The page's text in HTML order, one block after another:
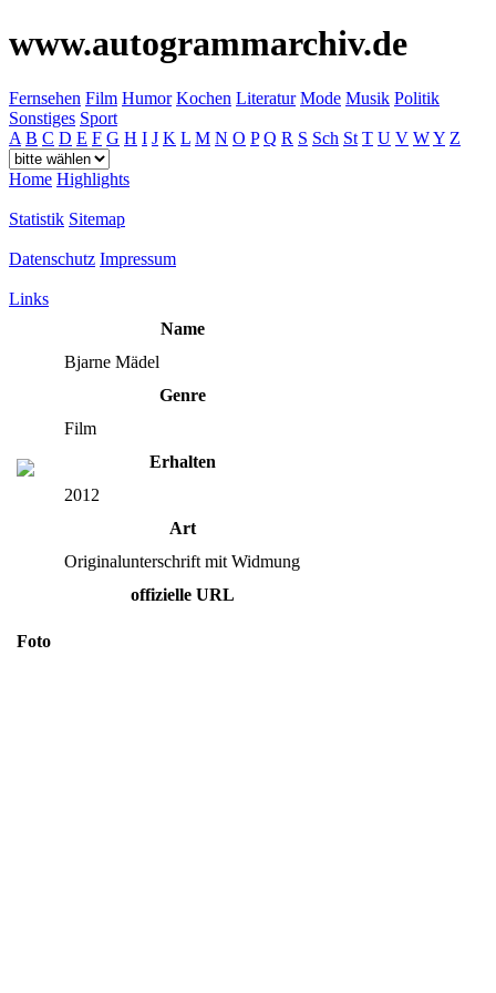
www.autogrammarchiv.de
Fernsehen Film Humor Kochen Literatur Mode Musik Politik
Sonstiges Sport
A B C D E F G H I J K L M N O P Q R S Sch St T U V WY Z
Home Highlights
Statistik Sitemap
Datenschutz Impressum
Links
Name
Bjarne Mädel
Genre
Film
Erhalten
2012
Art
Originalunterschrift mit Widmung
offizielle URL
Foto